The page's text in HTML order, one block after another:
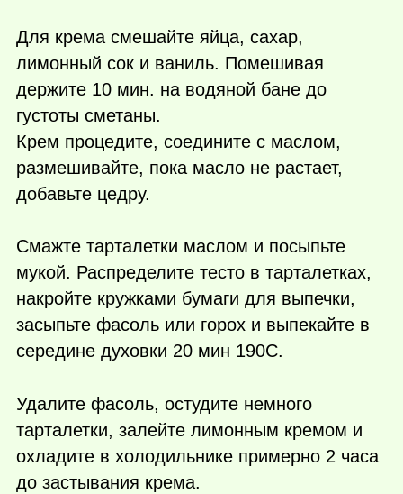
Для крема смешайте яйца, сахар,
лимонный сок и ваниль. Помешивая
держите 10 мин. на водяной бане до
густоты сметаны.
Крем процедите, соедините с маслом,
размешивайте, пока масло не растает,
добавьте цедру.
Смажте тарталетки маслом и посыпьте
мукой. Распределите тесто в тарталетках,
накройте кружками бумаги для выпечки,
засыпьте фасоль или горох и выпекайте в
середине духовки 20 мин 190С.
Удалите фасоль, остудите немного
тарталетки, залейте лимонным кремом и
охладите в холодильнике примерно 2 часа
до застывания крема.